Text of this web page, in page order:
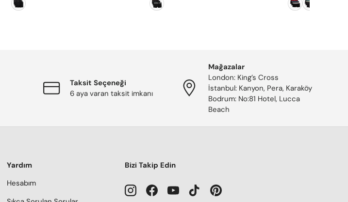
Taksit Seçeneği
6 aya varan taksit imkanı
Mağazalar
London: King’s Cross
İstanbul: Kanyon, Pera, Karaköy
Bodrum: No:81 Hotel, Lucca
Beach
Yardım
Hesabım
Bizi Takip Edin
InstagramFacebookYouTubeTikTokPinterest